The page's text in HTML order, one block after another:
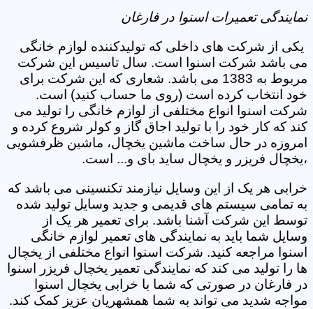
نمایندگی تعمیرات اسنوا در فارغان
یکی از شرکت های داخلی که تولیدکننده لوازم خانگی
می باشد شرکت اسنوا است. سال تاسیس این شرکت
مربوط به 1383 می باشد. شعاری که این شرکت برای
خود انتخاب کرده است (روی ما حساب کنید) است.
شرکت اسنوا انواع مختلفی از لوازم خانگی را تولید می
کند که کار خود را با تولید اجاق گاز و کولر شروع کرده و
امروزه در حال ساخت ماشین یخچال، ماشین ظرفشویی
،یخچال فریزر و یخچال ساید بای و... است.
خرابی هر یک از این وسایل نیازمند تکنسینی می باشد که
به تمامی سیستم های قدیمی و جدید وسایل تولید شده
توسط این شرکت آشنا باشد. برای تعمیر هر یک از
وسایل شما باید به نمایندگی های تعمیر لوازم خانگی
اسنوا مراجعه کنید. شرکت اسنوا انواع مختلفی از یخچال
ها را تولید می کند که نمایندگی تعمیر یخچال فریزر اسنوا
در فارغان در صورتی که شما با خرابی یخچال اسنوا
مواجه شدید می تواند به شما همشهریان عزیز کمک کند.